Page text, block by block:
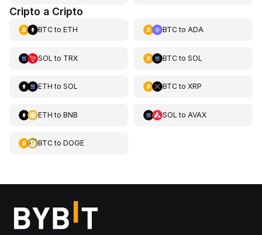
Cripto a Cripto
BTCto ETH BTCto ADA
SOL to TRX BTCto SOL
ETH to SOL BTCto XRP
ETH to BNB SOL to AVAX
BTCto DOGE